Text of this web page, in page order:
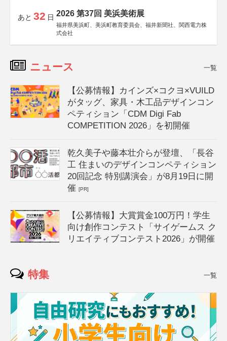
あと 32 日 2026 第37回 美浜美術展
福井県美浜町、美浜町教育委員会、福井新聞社、関西電力株
式会社
ニュース 一覧
【公募情報】カインズ×コクヨ×VUILD
がタッグ、家具・木工品デザインコン
ペティション「CDM Digi Fab
COMPETITION 2026」を初開催
乾久美子や藤本壮介らが登壇、「長谷
工 住まいのデザインコンペティション
20回記念 特別講演会」が8月19日に開
催[PR]
【公募情報】大賞賞金100万円！学生
向け創作コンテスト「サイゲームス ク
リエイティブコンテスト2026」が開催
特集 一覧